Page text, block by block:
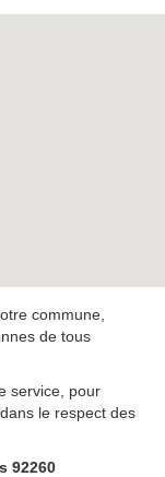
commune,
de tous
service, pour
le respect des
92260